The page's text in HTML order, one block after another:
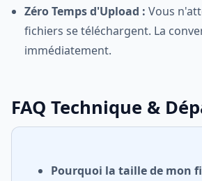
Zéro Temps d'Upload : Vous
fichiers se téléchargent. La
immédiatement.
FAQ Technique &
Pourquoi la taille de mon